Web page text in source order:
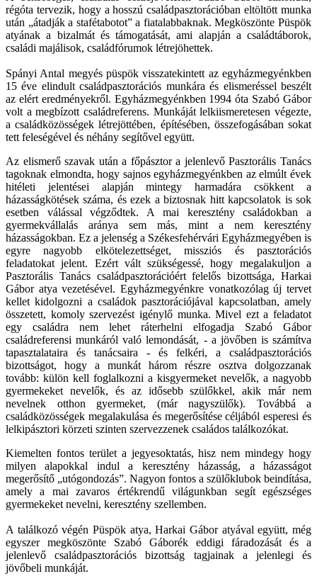
régóta tervezik, hogy a hosszú családpasztorációban eltöltött munka
után „átadják a stafétabotot” a fiatalabbaknak. Megköszönte Püspök
atyának a bizalmát és támogatását, ami alapján a családtáborok,
családi majálisok, családfórumok létrejöhettek.
Spányi Antal megyés püspök visszatekintett az egyházmegyénkben
15 éve elindult családpasztorációs munkára és elismeréssel beszélt
az elért eredményekről. Egyházmegyénkben 1994 óta Szabó Gábor
volt a megbízott családreferens. Munkáját lelkiismeretesen végezte,
a családközösségek létrejöttében, építésében, összefogásában sokat
tett feleségével és néhány segítővel együtt.
Az elismerő szavak után a főpásztor a jelenlevő Pasztorális Tanács
tagoknak elmondta, hogy sajnos egyházmegyénkben az elmúlt évek
hitéleti jelentései alapján mintegy harmadára csökkent a
házasságkötések száma, és ezek a biztosnak hitt kapcsolatok is sok
esetben válással végződtek. A mai keresztény családokban a
gyermekvállalás aránya sem más, mint a nem keresztény
házasságokban. Ez a jelenség a Székesfehérvári Egyházmegyében is
egyre nagyobb elkötelezettséget, missziós és pasztorációs
feladatokat jelent. Ezért vált szükségessé, hogy megalakuljon a
Pasztorális Tanács családpasztorációért felelős bizottsága, Harkai
Gábor atya vezetésével. Egyházmegyénkre vonatkozólag új tervet
kellet kidolgozni a családok pasztorációjával kapcsolatban, amely
összetett, komoly szervezést igénylő munka. Mivel ezt a feladatot
egy családra nem lehet ráterhelni elfogadja Szabó Gábor
családreferensi munkáról való lemondását, - a jövőben is számítva
tapasztalataira és tanácsaira - és felkéri, a családpasztorációs
bizottságot, hogy a munkát három részre osztva dolgozzanak
tovább: külön kell foglalkozni a kisgyermeket nevelők, a nagyobb
gyermekeket nevelők, és az idősebb szülőkkel, akik már nem
nevelnek otthon gyermeket, (már nagyszülők). Továbbá a
családközösségek megalakulása és megerősítése céljából esperesi és
lelkipásztori körzeti szinten szervezzenek családos találkozókat.
Kiemelten fontos terület a jegyesoktatás, hisz nem mindegy hogy
milyen alapokkal indul a keresztény házasság, a házasságot
megerősítő „utógondozás”. Nagyon fontos a szülőklubok beindítása,
amely a mai zavaros értékrendű világunkban segít egészséges
gyermekeket nevelni, keresztény szellemben.
A találkozó végén Püspök atya, Harkai Gábor atyával együtt, még
egyszer megköszönte Szabó Gáborék eddigi fáradozását és a
jelenlevő családpasztorációs bizottság tagjainak a jelenlegi és
jövőbeli munkáját.